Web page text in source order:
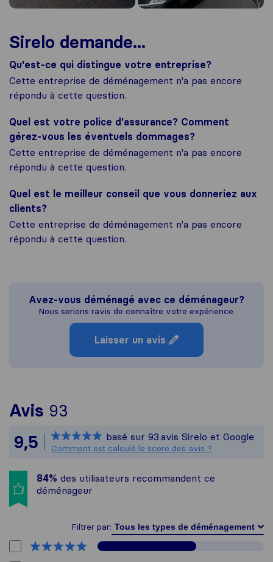
Sirelo demande...
Qu'est-ce qui distingue votre entreprise?
Cette entreprise de déménagement n'a pas encore
répondu à cette question.
Quel est votre police d'assurance? Comment
gérez-vous les éventuels dommages?
Cette entreprise de déménagement n'a pas encore
répondu à cette question.
Quel est le meilleur conseil que vous donneriez aux
clients?
Cette entreprise de déménagement n'a pas encore
répondu à cette question.
Avez-vous déménagé avec ce déménageur?
Nous serions ravis de connaître votre expérience.
Laisser un avis
Avis 93
Sirelo n'est pas
Tous les avis recueillis
9,5 basé sur 93 avis Sirelo et Google
Comment est calculé le score des avis ?
84% des utilisateurs recommandent ce
déménageur
Filtrer par: